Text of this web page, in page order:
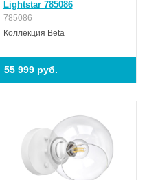
Lightstar 785086
785086
Коллекция Beta
55 999 руб.